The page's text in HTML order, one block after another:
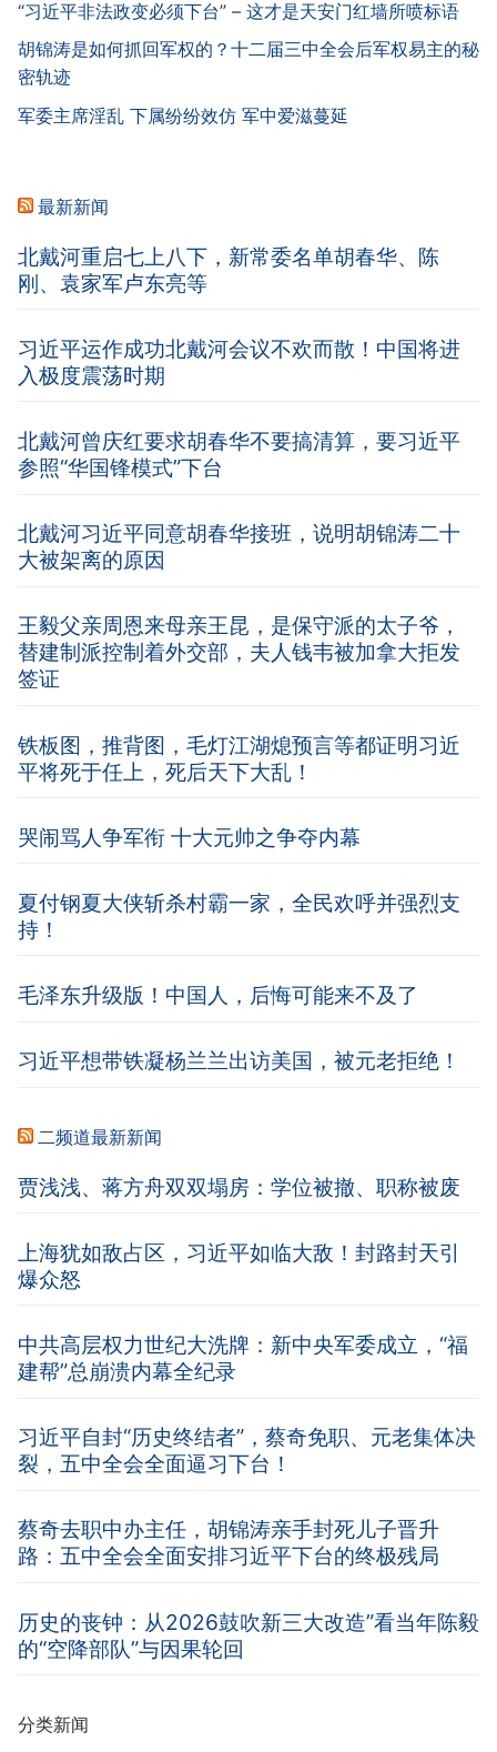
“习近平非法政变必须下台” – 这才是天安门红墙所喷标语
胡锦涛是如何抓回军权的？十二届三中全会后军权易主的秘
密轨迹
军委主席淫乱 下属纷纷效仿 军中爱滋蔓延
最新新闻
北戴河重启七上八下，新常委名单胡春华、陈
刚、袁家军卢东亮等
习近平运作成功北戴河会议不欢而散！中国将进
入极度震荡时期
北戴河曾庆红要求胡春华不要搞清算，要习近平
参照“华国锋模式”下台
北戴河习近平同意胡春华接班，说明胡锦涛二十
大被架离的原因
王毅父亲周恩来母亲王昆，是保守派的太子爷，
替建制派控制着外交部，夫人钱韦被加拿大拒发
签证
铁板图，推背图，毛灯江湖熄预言等都证明习近
平将死于任上，死后天下大乱！
哭闹骂人争军衔 十大元帅之争夺内幕
夏付钢夏大侠斩杀村霸一家，全民欢呼并强烈支
持！
毛泽东升级版！中国人，后悔可能来不及了
习近平想带铁凝杨兰兰出访美国，被元老拒绝！
二频道最新新闻
贾浅浅、蒋方舟双双塌房：学位被撤、职称被废
上海犹如敌占区，习近平如临大敌！封路封天引
爆众怒
中共高层权力世纪大洗牌：新中央军委成立，“福
建帮”总崩溃内幕全纪录
习近平自封“历史终结者”，蔡奇免职、元老集体决
裂，五中全会全面逼习下台！
蔡奇去职中办主任，胡锦涛亲手封死儿子晋升
路：五中全会全面安排习近平下台的终极残局
历史的丧钟：从2026鼓吹新三大改造”看当年陈毅
的“空降部队”与因果轮回
分类新闻